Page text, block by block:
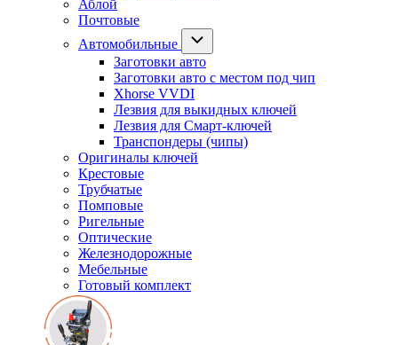
Аблой
Почтовые
Автомобильные
Заготовки авто
Заготовки авто с местом под чип
Xhorse VVDI
Лезвия для выкидных ключей
Лезвия для Смарт-ключей
Транспондеры (чипы)
Оригиналы ключей
Крестовые
Трубчатые
Помповые
Ригельные
Оптические
Железнодорожные
Мебельные
Готовый комплект